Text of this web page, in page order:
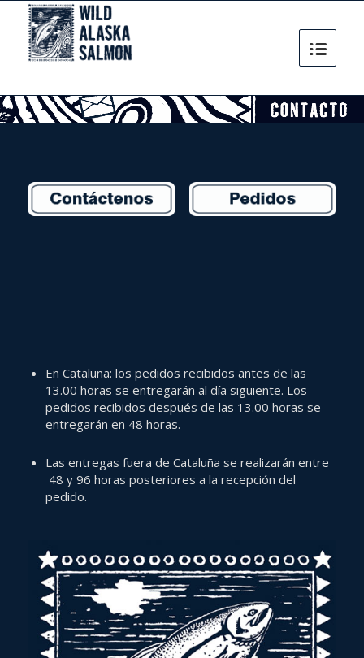
En Cataluña: los pedidos recibidos antes de las
13.00 horas se entregarán al día siguiente. Los
pedidos recibidos después de las 13.00 horas se
entregarán en 48 horas.
Las entregas fuera de Cataluña se realizarán entre
48 y 96 horas posteriores a la recepción del
pedido.